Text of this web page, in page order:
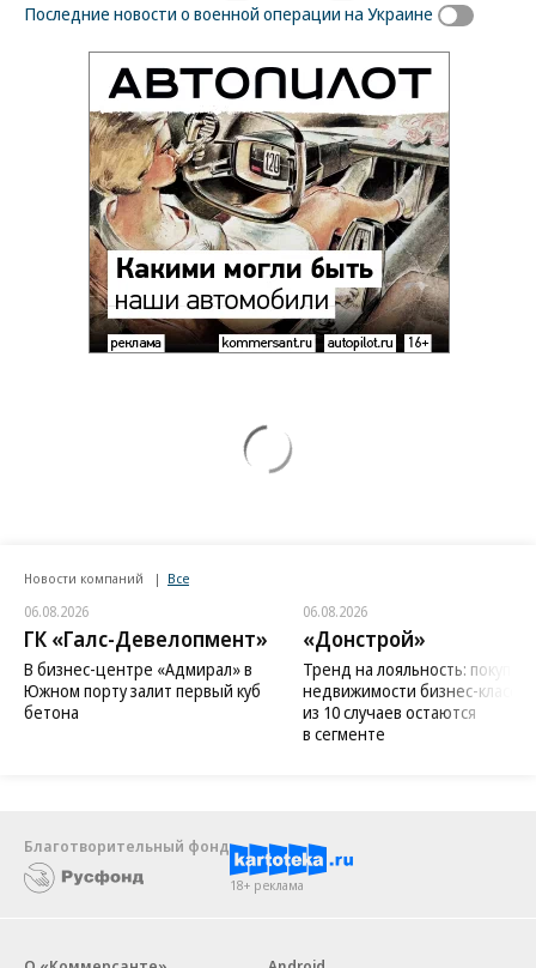
Последние новости о военной операции на Украине
Новости компаний Все
06.08.2026
ГК «Галс-Девелопмент»
В бизнес-центре «Адмирал» в
Южном порту залит первый куб
бетона
06.08.2026
«Донстрой»
Тренд на лояльность:
недвижимости бизнес-класса
из 10 случаев остаются
в сегменте
Благотворительный фонд
18+ реклама